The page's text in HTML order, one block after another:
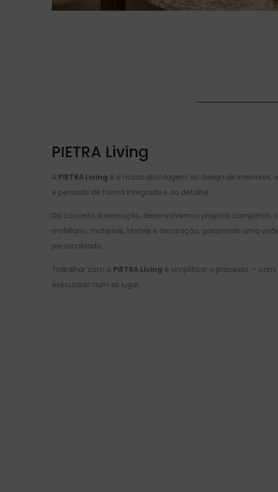
PIETRA Living
A PIETRA Living é a nossa abordagem ao design de interiores,
é pensado de forma integrada e ao detalhe.
Do conceito à execução, desenvolvemos projetos completos
mobiliário, materiais, têxteis e decoração, garantindo uma
personalizada.
Trabalhar com a PIETRA Living é simplificar o processo — com
executado num só lugar.